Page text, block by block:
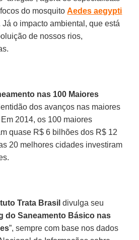
do mosquitoAedes aegypti
o impacto ambiental, que está
de nossos rios,
nas 100 Maiores
dos avanços nas maiores
2014, os 100 maiores
quase R$ 6 bilhões dos R$ 12
20 melhores cidades investiram
Trata Brasil divulga seu
do Saneamento Básico nas
”, sempre com base nos dados